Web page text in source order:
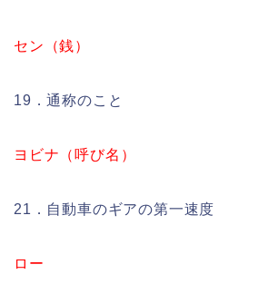
セン（銭）
19．通称のこと
ヨビナ（呼び名）
21．自動車のギアの第一速度
ロー